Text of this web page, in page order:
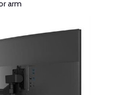
arm